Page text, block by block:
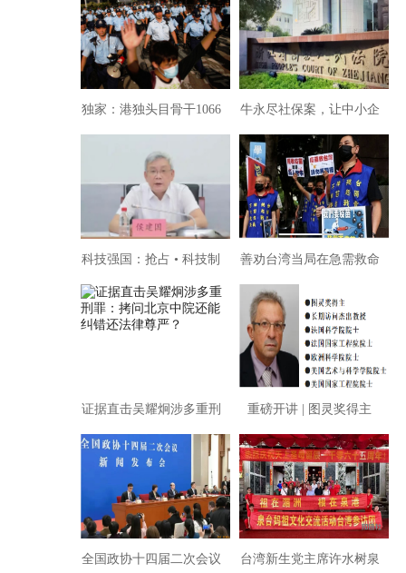
独家：港独头目骨干1066
人押往广东改造
牛永尽社保案，让中小企
业心寒
科技强国：抢占 • 科技制
高点——写在2025全国两
善劝台湾当局在急需救命
疫苗情况下，必须以人道
主义为基准
证据直击吴耀炯涉多重刑
罪：拷问北京中院还能纠
错还法律尊严？
重磅开讲 | 图灵奖得主
Joseph Sifakis将于AITIME
开讲
全国政协十四届二次会议 台湾新生党主席许水树泉